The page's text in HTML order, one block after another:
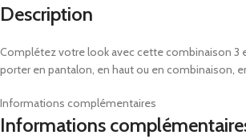
Description
Complétez votre look avec cette combinaison 3
porter en pantalon, en haut ou en combinaison,
Informations complémentaires
Informations